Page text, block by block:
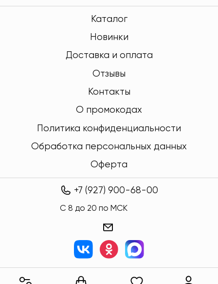
Каталог
Новинки
Доставка и оплата
Отзывы
Контакты
О промокодах
Политика конфиденциальности
Обработка персональных данных
Оферта
+7 (927) 900-68-00
C 8 до 20 по МСК